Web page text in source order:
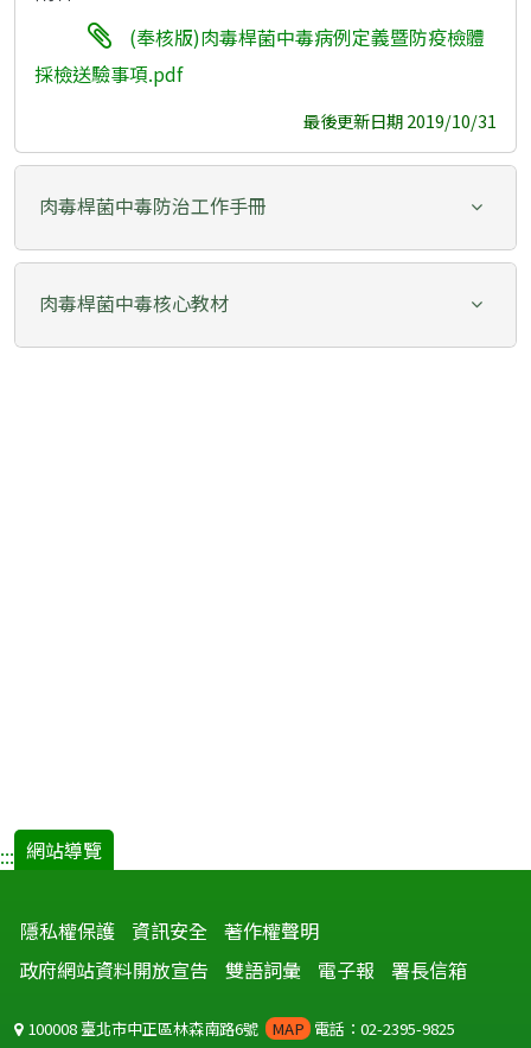
(奉核版)肉毒桿菌中毒病例定義暨防疫檢體
採檢送驗事項.pdf
最後更新日期 2019/10/31
肉毒桿菌中毒防治工作手冊
肉毒桿菌中毒核心教材
::: 網站導覽
隱私權保護 資訊安全 著作權聲明
政府網站資料開放宣告
雙語詞彙 電子報 署長信箱
100008 臺北市中正區林森南路6號 MAP 電話：02-2395-9825